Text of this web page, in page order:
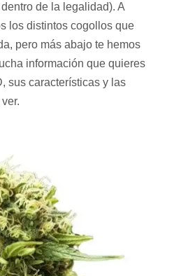
de la legalidad). A
los distintos cogollos que
pero más abajo te hemos
información que quieres
sus características y las